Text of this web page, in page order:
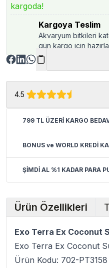
kargoda!
Kargoya Teslim
Akvaryum bitkileri
gün kargo için
4.5
799 TL ÜZERİ KARGO
BONUS ve WORLD KREDİ
ŞİMDİ AL %1 KADAR PARA
Ürün Özellikleri
Exo Terra Ex Coconut
Exo Terra Ex Coconut
Ürün Kodu: 702-PT3158